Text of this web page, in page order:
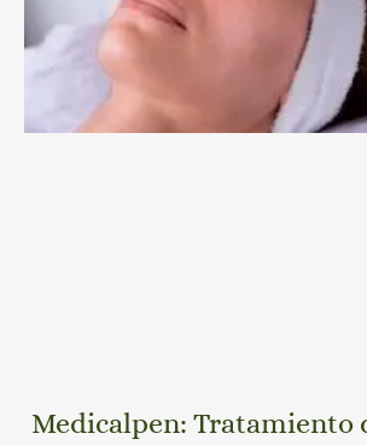
Medicalpen: Tratamiento